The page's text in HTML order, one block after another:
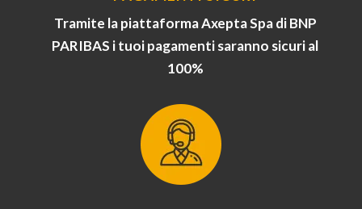
Tramite la piattaforma Axepta Spa di BNP
PARIBAS i tuoi pagamenti saranno sicuri al
100%